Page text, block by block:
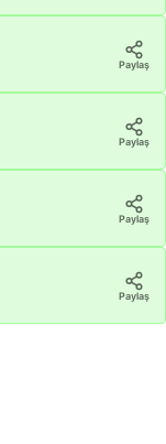
Paylaş
Paylaş
Paylaş
Paylaş